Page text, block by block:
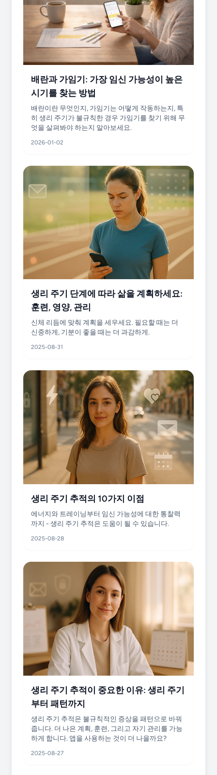
배란과 가임기: 가장 임신 가능성이 높은
시기를 찾는 방법
배란이란 무엇인지, 가임기는 어떻게 작동하는지, 특
히 생리 주기가 불규칙한 경우 가임기를 찾기 위해 무
엇을 살펴봐야 하는지 알아보세요.
2026-01-02
생리 주기 단계에 따라 삶을 계획하세요:
훈련, 영양, 관리
신체 리듬에 맞춰 계획을 세우세요. 필요할 때는 더
신중하게, 기분이 좋을 때는 더 과감하게.
2025-08-31
생리 주기 추적의 10가지 이점
에너지와 트레이닝부터 임신 가능성에 대한 통찰력
까지 - 생리 주기 추적은 도움이 될 수 있습니다.
2025-08-28
생리 주기 추적이 중요한 이유: 생리 주기
부터 패턴까지
생리 주기 추적은 불규칙적인 증상을 패턴으로 바꿔
줍니다. 더 나은 계획, 훈련, 그리고 자기 관리를 가능
하게 합니다. 앱을 사용하는 것이 더 나을까요?
2025-08-27